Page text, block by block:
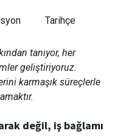
Tarihçe
tanıyor, her
geliştiriyoruz.
karmaşık süreçlerle
değil, iş bağlamı